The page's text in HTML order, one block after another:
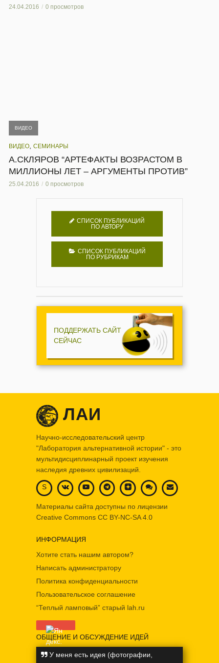
24.04.2016 0 просмотров
ВИДЕО
ВИДЕО СЕМИНАРЫ
А.СКЛЯРОВ “АРТЕФАКТЫ ВОЗРАСТОМ В
МИЛЛИОНЫ ЛЕТ – АРГУМЕНТЫ ПРОТИВ”
25.04.2016 0 просмотров
СПИСОК ПУБЛИКАЦИЙ
ПО АВТОРУ
СПИСОК ПУБЛИКАЦИЙ
ПО РУБРИКАМ
ПОДДЕРЖАТЬ САЙТ
СЕЙЧАС
ЛАИ
Научно-исследовательский центр
"Лаборатория альтернативной истории" - это
мультидисциплинарный проект изучения
наследия древних цивилизаций.
S
Материалы сайта доступны по лицензии
Creative Commons CC BY-NC-SA 4.0
ИНФОРМАЦИЯ
Хотите стать нашим автором?
Написать администратору
Политика конфиденциальности
Пользовательское соглашение
“Теплый ламповый” старый lah.ru
ОБЩЕНИЕ И ОБСУЖДЕНИЕ ИДЕЙ
У меня есть идея (фотографии,